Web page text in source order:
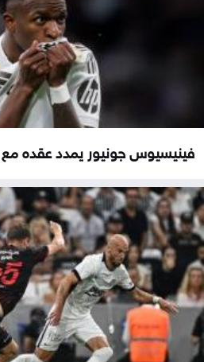
فينيسيوس جونيور يمدد عقده مع